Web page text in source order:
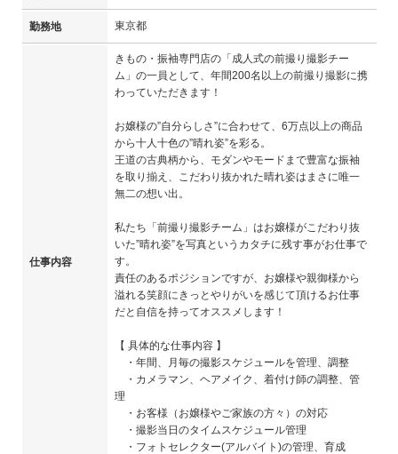
勤務地 東京都
仕事内容
きもの・振袖専門店の「成人式の前撮り撮影チー
ム」の一員として、年間200名以上の前撮り撮影に携
わっていただきます！
お嬢様の”自分らしさ”に合わせて、6万点以上の商品
から十人十色の”晴れ姿”を彩る。
王道の古典柄から、モダンやモードまで豊富な振袖
を取り揃え、こだわり抜かれた晴れ姿はまさに唯一
無二の想い出。
私たち「前撮り撮影チーム」はお嬢様がこだわり抜
いた”晴れ姿”を写真というカタチに残す事がお仕事で
す。
責任のあるポジションですが、お嬢様や親御様から
溢れる笑顔にきっとやりがいを感じて頂けるお仕事
だと自信を持ってオススメします！
【 具体的な仕事内容 】
・年間、月毎の撮影スケジュールを管理、調整
・カメラマン、ヘアメイク、着付け師の調整、管
理
・お客様（お嬢様やご家族の方々）の対応
・撮影当日のタイムスケジュール管理
・フォトセレクター(アルバイト)の管理、育成